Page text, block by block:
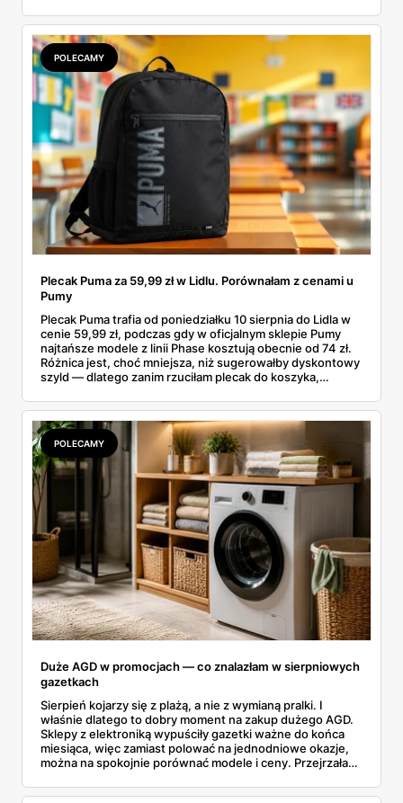
pojawi się w gazetkach w przyszłym tygodniu i czy jest
sens kupować jesień, zanim skończą się wakacje.
POLECAMY
Plecak Puma za 59,99 zł w Lidlu. Porównałam z cenami u
Pumy
Plecak Puma trafia od poniedziałku 10 sierpnia do Lidla w
cenie 59,99 zł, podczas gdy w oficjalnym sklepie Pumy
najtańsze modele z linii Phase kosztują obecnie od 74 zł.
Różnica jest, choć mniejsza, niż sugerowałby dyskontowy
szyld — dlatego zanim rzuciłam plecak do koszyka,
rozpiska: co dokładnie sprzedaje Lidl, ile kosztują
odpowiedniki u producenta i komu ten zakup naprawdę
się opłaci.
POLECAMY
Duże AGD w promocjach — co znalazłam w sierpniowych
gazetkach
Sierpień kojarzy się z plażą, a nie z wymianą pralki. I
właśnie dlatego to dobry moment na zakup dużego AGD.
Sklepy z elektroniką wypuściły gazetki ważne do końca
miesiąca, więc zamiast polować na jednodniowe okazje,
można na spokojnie porównać modele i ceny. Przejrzałam
znalazłam, z cenami i terminami.